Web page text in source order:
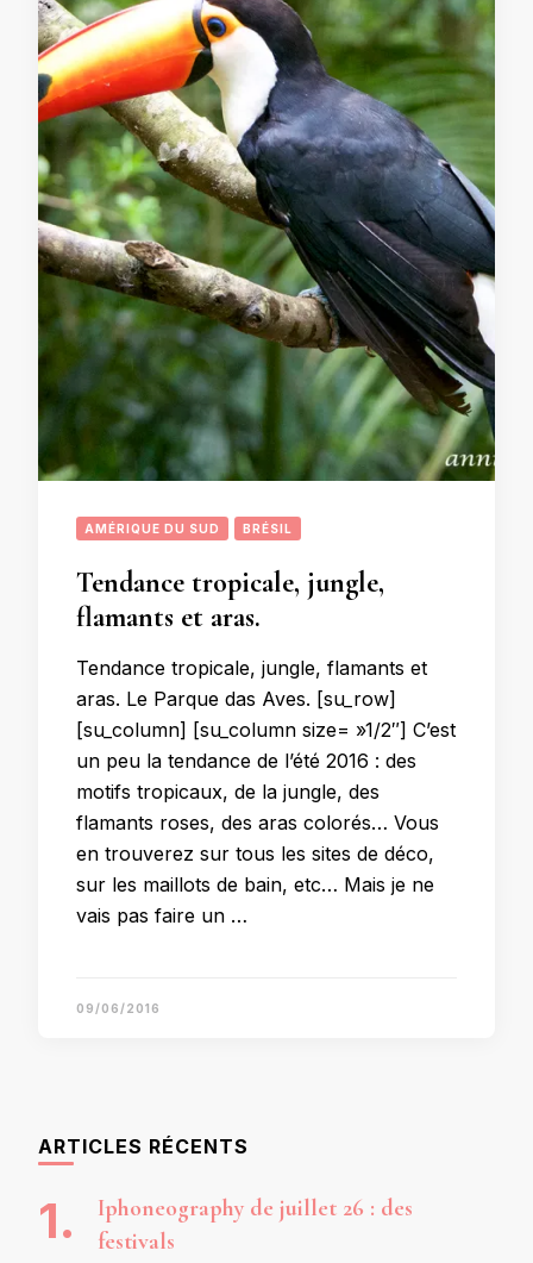
AMÉRIQUE DU SUD BRÉSIL
Tendance tropicale, jungle,
flamants et aras.
Tendance tropicale, jungle, flamants et
aras. Le Parque das Aves. [su_row]
[su_column] [su_column size= »1/2″] C’est
un peu la tendance de l’été 2016 : des
motifs tropicaux, de la jungle, des
flamants roses, des aras colorés… Vous
en trouverez sur tous les sites de déco,
sur les maillots de bain, etc… Mais je ne
vais pas faire un …
09/06/2016
ARTICLES RÉCENTS
Iphoneography de juillet 26 : des
festivals